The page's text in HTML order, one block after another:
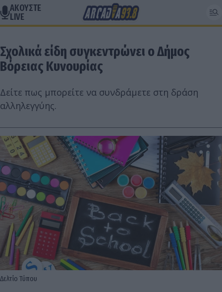
ΑΚΟΥΣΤΕ
LIVE
Σχολικά είδη συγκεντρώνει ο Δήμος
Βόρειας Κυνουρίας
Δείτε πως μπορείτε να συνδράμετε στη δράση
αλληλεγγύης.
Δελτίο Τύπου